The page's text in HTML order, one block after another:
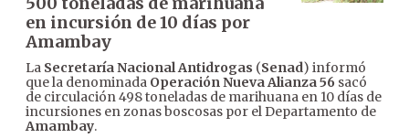
en incursión de 10 días por
Amambay
La Secretaría Nacional Antidrogas (Senad) informó
que la denominada Operación Nueva Alianza 56 sacó
de circulación 498 toneladas de marihuana en 10 días de
incursiones en zonas boscosas por el Departamento de
Amambay.